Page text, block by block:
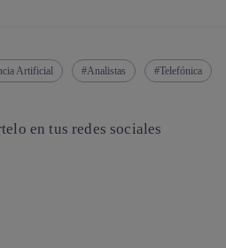
Artificial Analistas Telefónica
en tus redes sociales